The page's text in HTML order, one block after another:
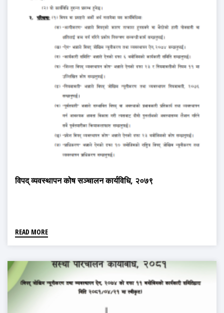
विपद् व्यवस्थापन कोष सञ्चालन कार्यविधि, २०७९
READ MORE